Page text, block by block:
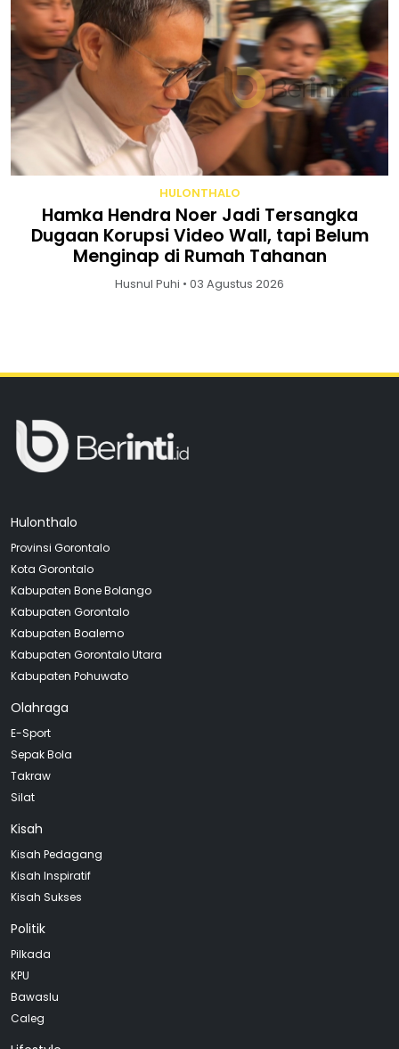
HULONTHALO
Hamka Hendra Noer Jadi Tersangka
Dugaan Korupsi Video Wall, tapi Belum
Menginap di Rumah Tahanan
Husnul Puhi • 03 Agustus 2026
Hulonthalo
Provinsi Gorontalo
Kota Gorontalo
Kabupaten Bone Bolango
Kabupaten Gorontalo
Kabupaten Boalemo
Kabupaten Gorontalo Utara
Kabupaten Pohuwato
Olahraga
E-Sport
Sepak Bola
Takraw
Silat
Kisah
Kisah Pedagang
Kisah Inspiratif
Kisah Sukses
Politik
Pilkada
KPU
Bawaslu
Caleg